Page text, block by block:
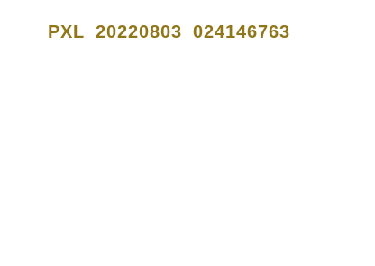
PXL_20220803_024146763